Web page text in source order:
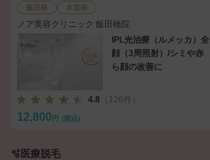
飯田橋 水道橋
ノア美容クリニック 飯田橋院
IPL光治療（ルメッカ）全
顔（3周照射）/シミや赤
ら顔の改善に
4.8 （126件）
12,800 円 (税込)
🫧医療脱毛